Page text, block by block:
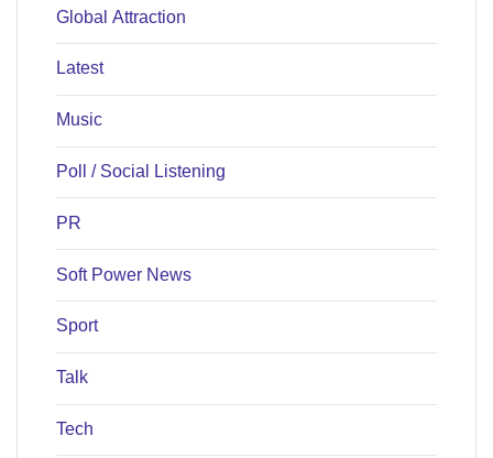
Global Attraction
Latest
Music
Poll / Social Listening
PR
Soft Power News
Sport
Talk
Tech